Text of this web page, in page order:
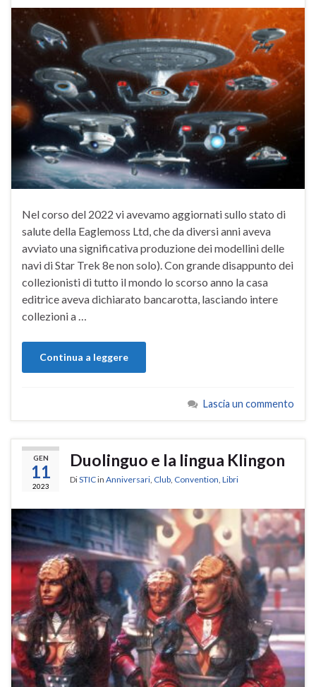
Nel corso del 2022 vi avevamo aggiornati sullo stato di
salute della Eaglemoss Ltd, che da diversi anni aveva
avviato una significativa produzione dei modellini delle
navi di Star Trek 8e non solo). Con grande disappunto dei
collezionisti di tutto il mondo lo scorso anno la casa
editrice aveva dichiarato bancarotta, lasciando intere
collezioni a …
Continua a leggere
Lascia un commento
GEN
11
2023
Duolinguo e la lingua Klingon
DiSTICin Anniversari, Club, Convention, Libri